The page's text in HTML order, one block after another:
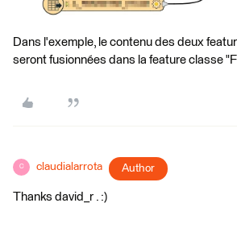
Dans l'exemple, le contenu des deux
seront fusionnées dans la feature classe
C claudialarrota Author
Thanks david_r . :)